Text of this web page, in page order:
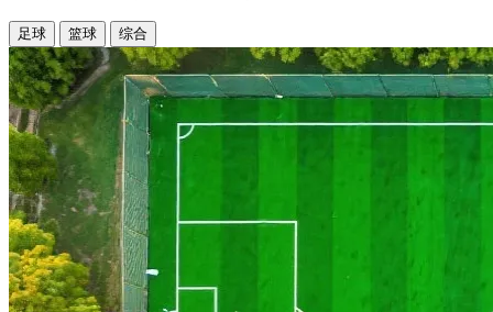
足球 篮球 综合